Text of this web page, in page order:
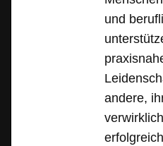
und
andere,